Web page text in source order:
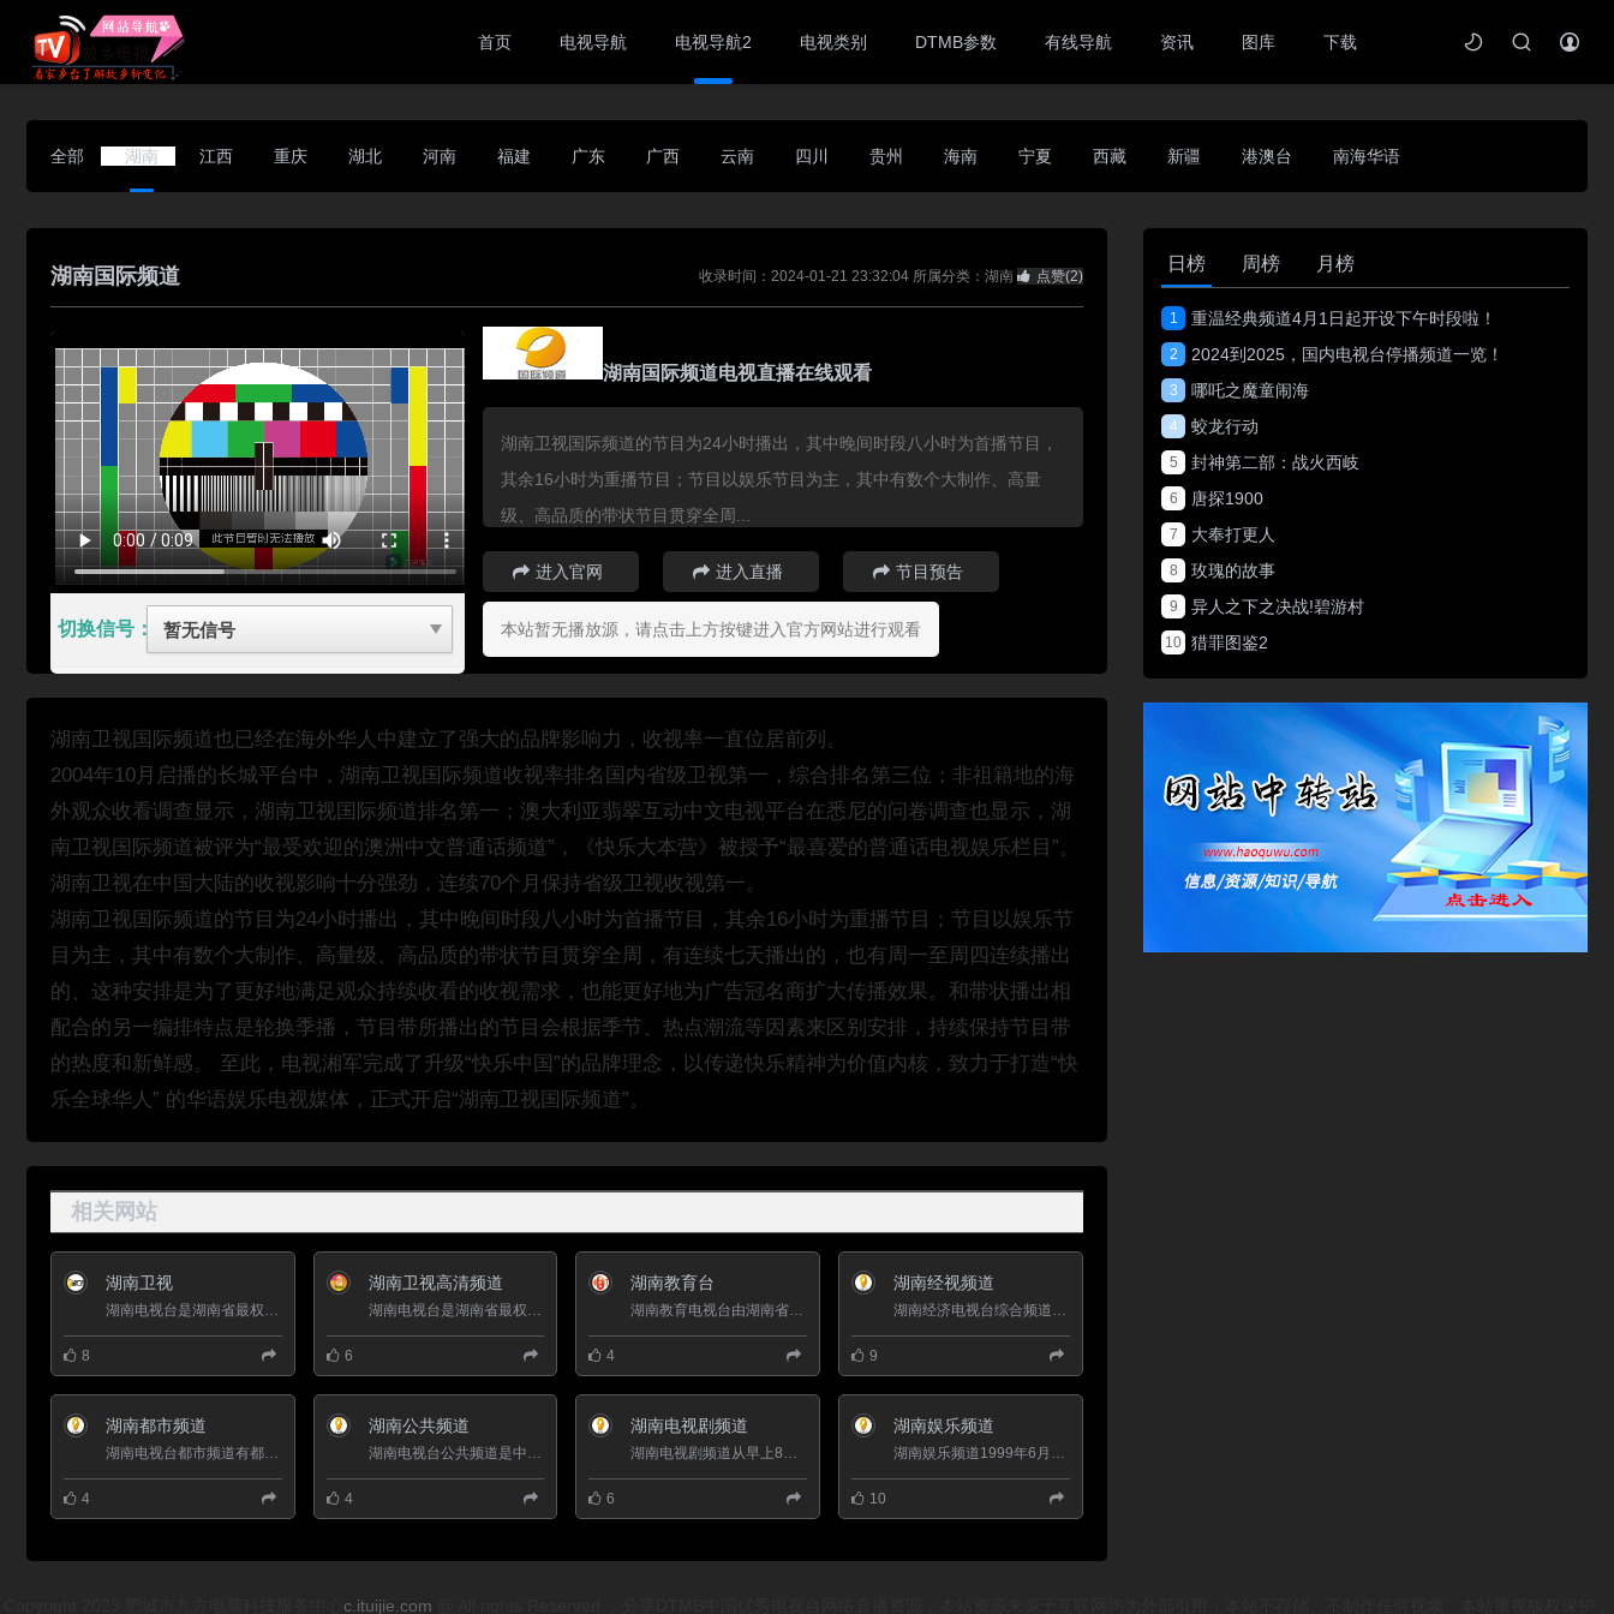
首页 电视导航 电视导航2 电视类别 DTMB参数 有线导航 资讯 图库 下载
全部 湖南 江西 重庆 湖北 河南 福建 广东 广西 云南 四川 贵州 海南 宁夏 西藏 新疆 港澳台 南海华语
湖南国际频道 收录时间：2024-01-21 23:32:04 所属分类：湖南 点赞(2)
切换信号：
湖南国际频道电视直播在线观看
湖南卫视国际频道的节目为24小时播出，其中晚间时段八小时为首播节目，
其余16小时为重播节目；节目以娱乐节目为主，其中有数个大制作、高量
级、高品质的带状节目贯穿全周...
进入官网 进入直播 节目预告
本站暂无播放源，请点击上方按键进入官方网站进行观看
湖南卫视国际频道也已经在海外华人中建立了强大的品牌影响力，收视率一直位居前列。
2004年10月启播的长城平台中，湖南卫视国际频道收视率排名国内省级卫视第一，综合排名第三位；非祖籍地的海
外观众收看调查显示，湖南卫视国际频道排名第一；澳大利亚翡翠互动中文电视平台在悉尼的问卷调查也显示，湖
南卫视国际频道被评为“最受欢迎的澳洲中文普通话频道”，《快乐大本营》被授予“最喜爱的普通话电视娱乐栏目”。
湖南卫视在中国大陆的收视影响十分强劲，连续70个月保持省级卫视收视第一。
湖南卫视国际频道的节目为24小时播出，其中晚间时段八小时为首播节目，其余16小时为重播节目；节目以娱乐节
目为主，其中有数个大制作、高量级、高品质的带状节目贯穿全周，有连续七天播出的，也有周一至周四连续播出
的、这种安排是为了更好地满足观众持续收看的收视需求，也能更好地为广告冠名商扩大传播效果。和带状播出相
配合的另一编排特点是轮换季播，节目带所播出的节目会根据季节、热点潮流等因素来区别安排，持续保持节目带
的热度和新鲜感。 至此，电视湘军完成了升级“快乐中国”的品牌理念，以传递快乐精神为价值内核，致力于打造“快
乐全球华人” 的华语娱乐电视媒体，正式开启“湖南卫视国际频道”。
相关网站
湖南卫视
8
湖南卫视高清频道
6
湖南教育台
4
湖南经视频道
9
湖南都市频道
4
湖南公共频道
4
湖南电视剧频道
6
湖南娱乐频道
10
日榜 周榜 月榜
1 重温经典频道4月1日起开设下午时段啦！
2 2024到2025，国内电视台停播频道一览！
3 哪吒之魔童闹海
4 蛟龙行动
5 封神第二部：战火西岐
6 唐探1900
7 大奉打更人
8 玫瑰的故事
9 异人之下之决战!碧游村
10 猎罪图鉴2
c.ituijie.com